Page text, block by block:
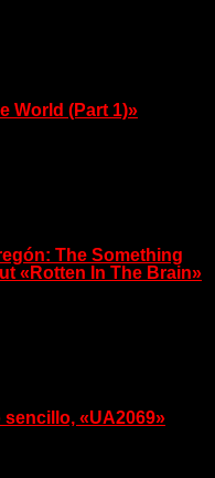
World (Part 1)»
The Something
«Rotten In The Brain»
«UA2069»